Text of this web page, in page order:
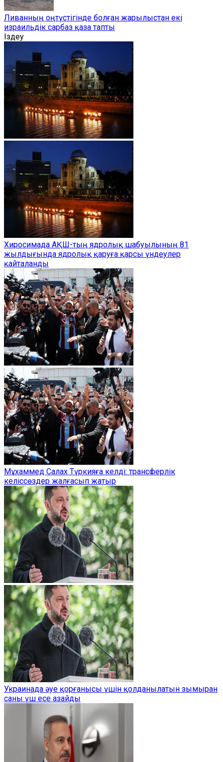
Ливанның оңтүстігінде болған жарылыстан екі
израильдік сарбаз қаза тапты
Іздеу
Хиросимада АҚШ-тың ядролық шабуылының 81
жылдығында ядролық қаруға қарсы үндеулер
қайталанды
Мұхаммед Салах Түркияға келді: трансферлік
келіссөздер жалғасып жатыр
Украинада әуе қорғанысы үшін қолданылатын зымыран
саны үш есе азайды